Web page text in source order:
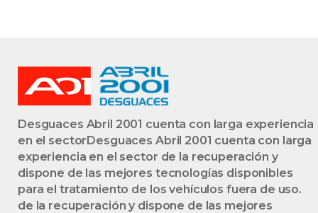
Desguaces Abril 2001 cuenta con larga experiencia
en el sectorDesguaces Abril 2001 cuenta con larga
experiencia en el sector de la recuperación y
dispone de las mejores tecnologías disponibles
para el tratamiento de los vehículos fuera de uso.
de la recuperación y dispone de las mejores